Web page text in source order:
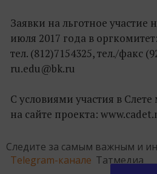
Заявки на льготное участие
июля 2017 года в
тел. (812)7154325, тел./факс
ru.edu@bk.ru
С условиями участия в
на сайте проекта:
Следите за самым важным и
Telegram-канале Татмедиа